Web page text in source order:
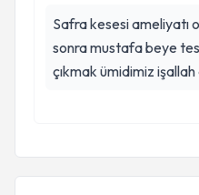
Safra kesesi ameliyatı
sonra mustafa beye
çıkmak ümidimiz işallah